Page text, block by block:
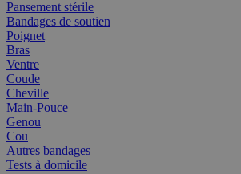
Pansement stérile
Bandages de soutien
Poignet
Bras
Ventre
Coude
Cheville
Main-Pouce
Genou
Cou
Autres bandages
Tests à domicile